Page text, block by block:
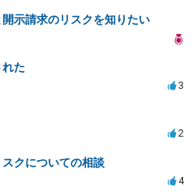
示請求のリスクを知りたい
た
3
2
クについての相談
4